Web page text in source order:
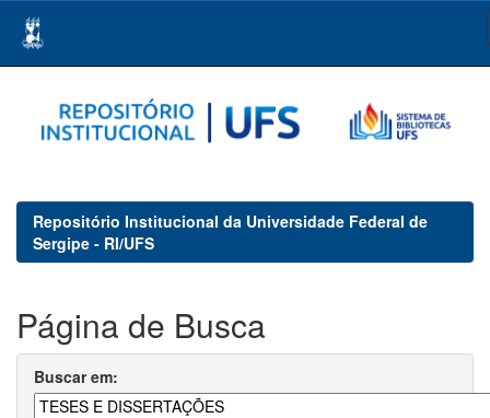
navigation
Repositório Institucional da Universidade Federal de
Sergipe - RI/UFS
Página de Busca
Buscar em: